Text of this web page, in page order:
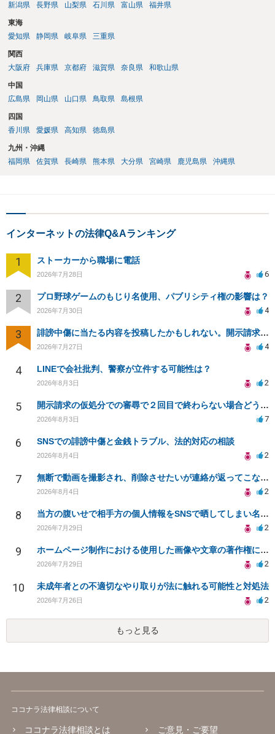
新潟県
長野県 山梨県 石川県 富山県 福井県
東海
愛知県
静岡県 岐阜県 三重県
関西
大阪府
兵庫県 京都府 滋賀県 奈良県 和歌山県
中国
広島県
岡山県 山口県 鳥取県 島根県
四国
香川県
愛媛県 高知県 徳島県
九州・沖縄
福岡県
佐賀県 長崎県 熊本県 大分県 宮崎県 鹿児島県 沖縄県
インターネットの法律Q&Aランキング
1 ストーカーから職場に電話
2026年7月28日 6
2 プロ野球ゲームのもじり名使用、パブリシティ権の影響は？
2026年7月30日 4
3 誹謗中傷に当たる内容を投稿したかもしれない。開示請求や民事刑事裁判に発展しうるのか教えて欲しい。
2026年7月27日 4
4 LINEで会社批判、警察が立件する可能性は？
2026年8月3日 2
5 開示請求の仮処分での審尋で２回目で終わらない場合どうしたらいいですか
2026年8月3日 7
6 SNSでの誹謗中傷と金銭トラブル、法的対応の相談
2026年8月4日 2
7 無断で動画を撮影され、削除させたいが連絡が返ってこない。
2026年8月4日 2
8 当方の腹いせで相手方の個人情報をSNSで晒してしまい名誉毀損させてしまったかもしれない
2026年7月29日 2
9 ホームページ制作における使用した画像や文章の著作権について
2026年7月29日 2
10 未成年者との不適切なやり取りが法に触れる可能性と対処法
2026年7月26日 2
もっと見る
ココナラ法律相談について
ココナラ法律相談とは ご意見・ご要望